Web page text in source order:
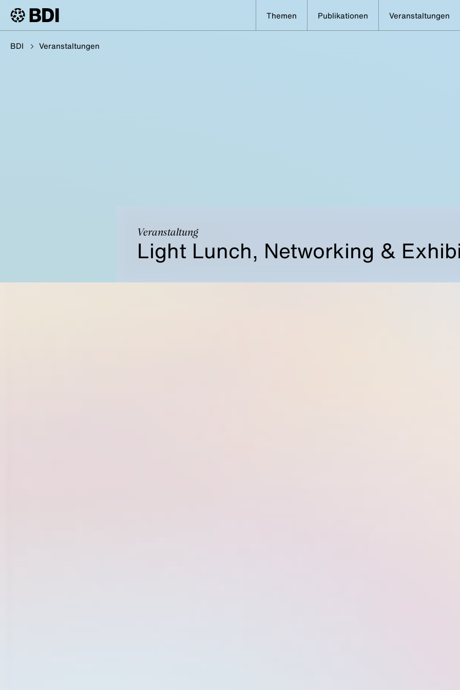
Themen Publikationen Veranstaltungen
BDI Veranstaltungen
Veranstaltung
Light Lunch, Networking &